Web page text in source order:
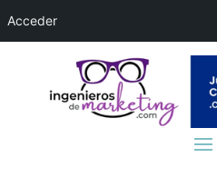
Acceder